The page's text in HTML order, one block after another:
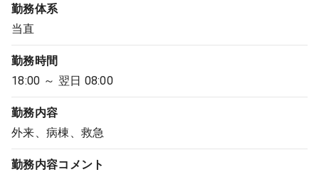
勤務体系
当直
勤務時間
18:00 ～ 翌日 08:00
勤務内容
外来、病棟、救急
勤務内容コメント